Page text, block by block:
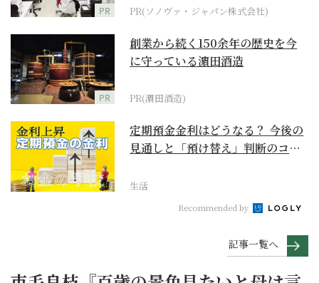
PR PR(ソノヴァ・ジャパン株式会社)
PR
創業から続く150余年の歴史を今
に守っている濵田酒造
PR(濵田酒造)
定期預金金利はどうなる？ 今後の
見通しと「預け替え」判断のコツ
生活
Recommended by
記事一覧へ